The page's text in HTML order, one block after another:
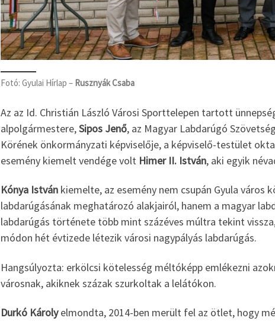
Fotó: Gyulai Hírlap – Rusznyák Csaba
Az az Id. Christián László Városi Sporttelepen tartott
alpolgármestere,Sipos Jenő, az Magyar Labdarúgó
Körének önkormányzati képviselője, a képviselő-testület
esemény kiemelt vendége volt Himer II. István, aki egyik
Kónya István kiemelte, az esemény nem csupán Gyula város
labdarúgásának meghatározó alakjairól, hanem a magyar
labdarúgás története több mint százéves múltra tekint
módon hét évtizede létezik városi nagypályás labdarúgás.
Hangsúlyozta: erkölcsi kötelesség méltóképp emlékezni
városnak, akiknek százak szurkoltak a lelátókon.
Durkó Károlyelmondta, 2014-ben merült fel az ötlet, hogy